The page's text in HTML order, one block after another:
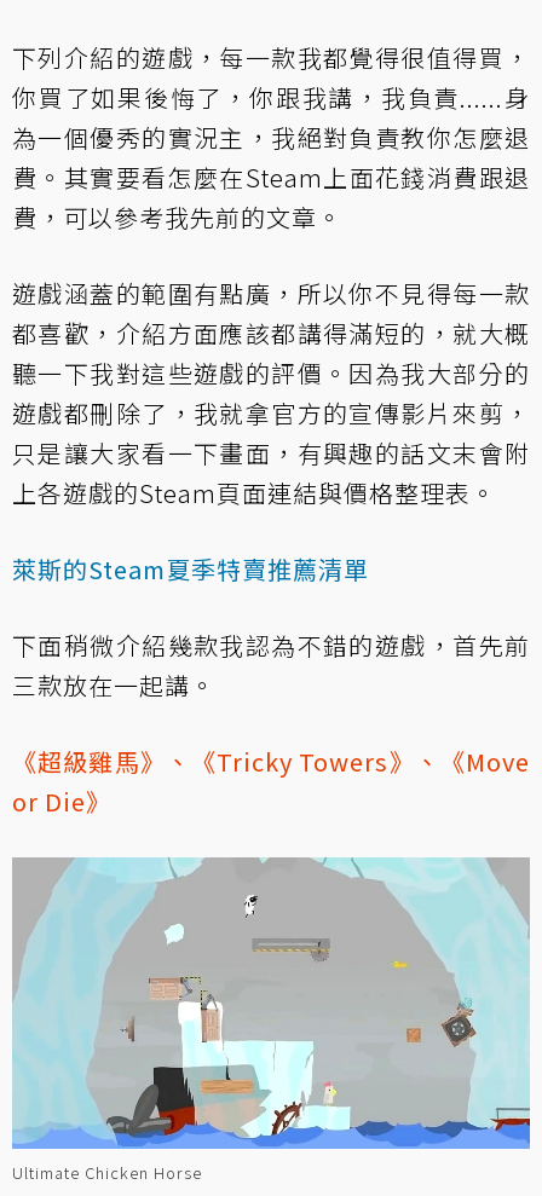
下列介紹的遊戲，每一款我都覺得很值得買，
你買了如果後悔了，你跟我講，我負責......身
為一個優秀的實況主，我絕對負責教你怎麼退
費。其實要看怎麼在Steam上面花錢消費跟退
費，可以參考我先前的文章 。
遊戲涵蓋的範圍有點廣，所以你不見得每一款
都喜歡，介紹方面應該都講得滿短的，就大概
聽一下我對這些遊戲的評價。因為我大部分的
遊戲都刪除了，我就拿官方的宣傳影片來剪，
只是讓大家看一下畫面，有興趣的話文末會附
上各遊戲的Steam頁面連結與價格整理表。
萊斯的Steam夏季特賣推薦清單
下面稍微介紹幾款我認為不錯的遊戲，首先前
三款放在一起講。
《超級雞馬》 、 《Tricky Towers》 、
《Move
or Die》
Ultimate Chicken Horse